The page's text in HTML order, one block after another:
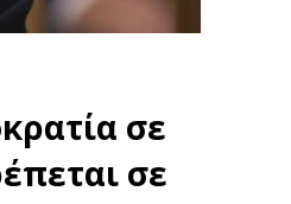
σε
σε